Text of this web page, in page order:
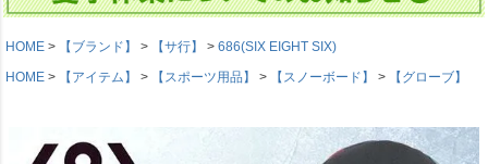
HOME 【ブランド】 【サ行】
686(SIX EIGHT SIX)
HOME
【アイテム】 【スポーツ用品】 【スノーボード】 【グローブ】